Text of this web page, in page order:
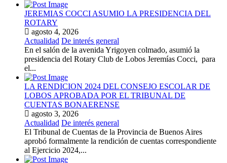
JEREMIAS COCCI ASUMIO LA PRESIDENCIA DEL
ROTARY
agosto 4, 2026
Actualidad De interés general
En el salón de la avenida Yrigoyen colmado, asumió la
presidencia del Rotary Club de Lobos Jeremías Cocci, para
el...
LA RENDICION 2024 DEL CONSEJO ESCOLAR DE
LOBOS APROBADA POR EL TRIBUNAL DE
CUENTAS BONAERENSE
agosto 3, 2026
Actualidad De interés general
El Tribunal de Cuentas de la Provincia de Buenos Aires
aprobó formalmente la rendición de cuentas correspondiente
al Ejercicio 2024,...